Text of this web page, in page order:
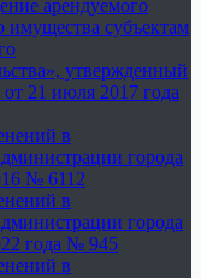
арендуемого
имущества субъектам
утвержденный
21 июля 2017 года
в
города
№ 6112
в
города
года № 945
в